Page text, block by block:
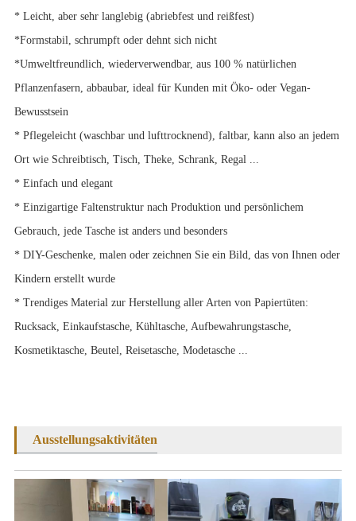
* Leicht, aber sehr langlebig (abriebfest und reißfest)
*Formstabil, schrumpft oder dehnt sich nicht
*Umweltfreundlich, wiederverwendbar, aus 100 % natürlichen
Pflanzenfasern, abbaubar, ideal für Kunden mit Öko- oder Vegan-
Bewusstsein
* Pflegeleicht (waschbar und lufttrocknend), faltbar, kann also an jedem
Ort wie Schreibtisch, Tisch, Theke, Schrank, Regal ...
* Einfach und elegant
* Einzigartige Faltenstruktur nach Produktion und persönlichem
Gebrauch, jede Tasche ist anders und besonders
* DIY-Geschenke, malen oder zeichnen Sie ein Bild, das von Ihnen oder
Kindern erstellt wurde
* Trendiges Material zur Herstellung aller Arten von Papiertüten:
Rucksack, Einkaufstasche, Kühltasche, Aufbewahrungstasche,
Kosmetiktasche, Beutel, Reisetasche, Modetasche ...
Ausstellungsaktivitäten